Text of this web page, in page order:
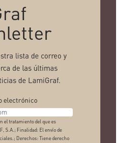
lista de correo y
de las últimas
de LamiGraf.
electrónico
el tratamiento del que es
S.A.; Finalidad: El envío de
Derechos: Tiene derecho